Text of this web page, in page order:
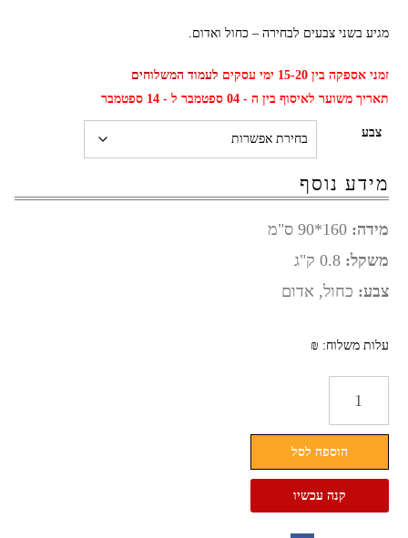
מגיע בשני צבעים לבחירה – כחול ואדום.
זמני אספקה בין 15-20 ימי עסקים
לעמוד המשלוחים
תאריך משוער לאיסוף בין ה - 04 ספטמבר ל - 14 ספטמבר
צבע
מידע נוסף
מידה: 160*90 ס"מ
משקל: 0.8 ק"ג
צבע: כחול, אדום
עלות משלוח: ₪
מזרן
יחיד
הוספה לסל
קנה עכשיו